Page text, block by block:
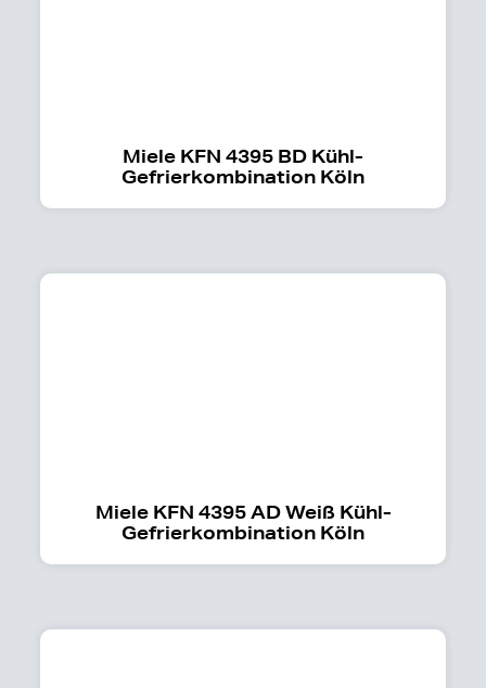
Miele KFN 4395 BD Kühl-
Gefrierkombination Köln
Miele KFN 4395 AD Weiß Kühl-
Gefrierkombination Köln